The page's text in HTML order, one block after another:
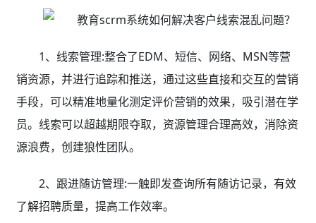
1、线索管理:整合了EDM、短信、网络、MSN等营
销资源，并进行追踪和推送，通过这些直接和交互的营销
手段，可以精准地量化测定评价营销的效果，吸引潜在学
员。线索可以超越期限夺取，资源管理合理高效，消除资
源浪费，创建狼性团队。
2、跟进随访管理:一触即发查询所有随访记录，有效
了解招聘质量，提高工作效率。